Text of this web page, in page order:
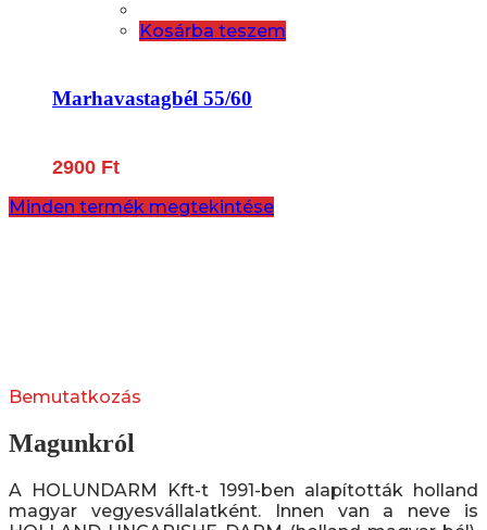
Kosárba teszem
Marhavastagbél 55/60
2900 Ft
Minden termék megtekintése
Bemutatkozás
Magunkról
A HOLUNDARM Kft-t 1991-ben alapították holland
magyar vegyesvállalatként. Innen van a neve is